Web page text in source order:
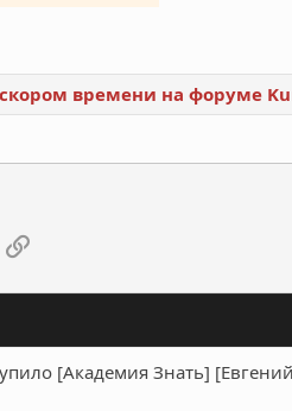
скором времени на форуме
Электронная почта
[Академия Знать]